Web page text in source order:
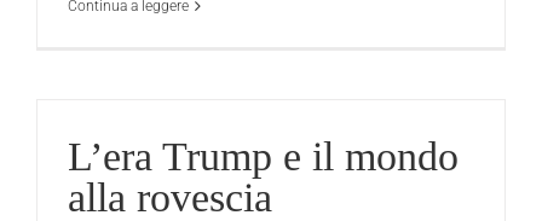
Continua a leggere
L’era Trump e il mondo
alla rovescia